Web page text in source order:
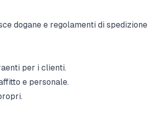
dogane e regolamenti di spedizione
per i clienti.
e personale.